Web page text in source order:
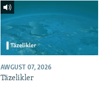
AWGUST 07, 2026
Täzelikler